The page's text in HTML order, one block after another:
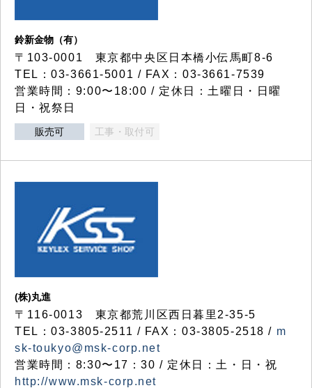
鈴新金物（有）
〒103-0001 東京都中央区日本橋小伝馬町8-6
TEL：03-3661-5001 / FAX：03-3661-7539
営業時間：9:00〜18:00 / 定休日：土曜日・日曜
日・祝祭日
販売可 工事・取付可
(株)丸進
〒116-0013 東京都荒川区西日暮里2-35-5
TEL：03-3805-2511 / FAX：03-3805-2518 / m
sk-toukyo@msk-corp.net
営業時間：8:30〜17：30 / 定休日：土・日・祝
http://www.msk-corp.net